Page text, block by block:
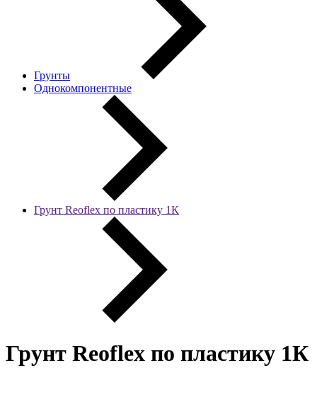
Грунты
Однокомпонентные
Грунт Reoflex по пластику 1К
Грунт Reoflex по пластику 1К